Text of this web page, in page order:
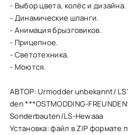
- Выбор цвета, колёс и дизайна.
- Динамические шланги.
- Анимация брызговиков.
- Прицепное.
- Светотехника.
- Моются.
АВТОР: Urmodder unbekannt/
den ***OSTMODDING-
Sonderbauten/LS-Hewaaa
Установка: файл в ZIP формате